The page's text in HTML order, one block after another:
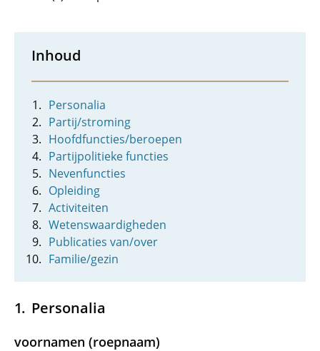
Inhoud
Personalia
Partij/stroming
Hoofdfuncties/beroepen
Partijpolitieke functies
Nevenfuncties
Opleiding
Activiteiten
Wetenswaardigheden
Publicaties van/over
Familie/gezin
Personalia
voornamen (roepnaam)